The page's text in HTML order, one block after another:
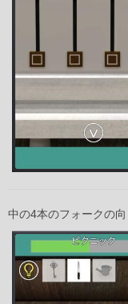
中の4本のフォークの